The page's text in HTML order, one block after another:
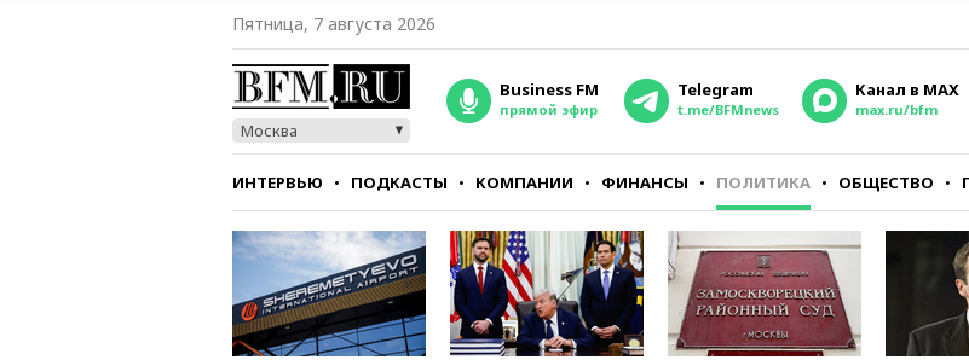
Пятница, 7 августа 2026
Москва
Business FM
прямой эфир
Telegram
t.me/BFMnews
Канал в MAX
max.ru/bfm
ИНТЕРВЬЮ ПОДКАСТЫ КОМПАНИИ ФИНАНСЫ ПОЛИТИКА ОБЩЕСТВО
СТИЛЬ ТЕСТЫ